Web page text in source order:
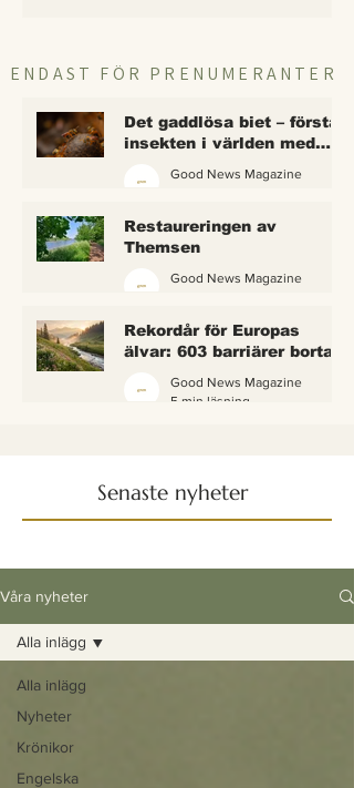
ENDAST FÖR PRENUMERANTER
Det gaddlösa biet – första
insekten i världen med
Good News Magazine
Restaureringen av
Themsen
Good News Magazine
Rekordår för Europas
älvar: 603 barriärer borta
igen
Good News Magazine
5 min läsning
Senaste nyheter
Våra nyheter
Alla inlägg
Nyheter
Krönikor
Engelska
Alla inlägg